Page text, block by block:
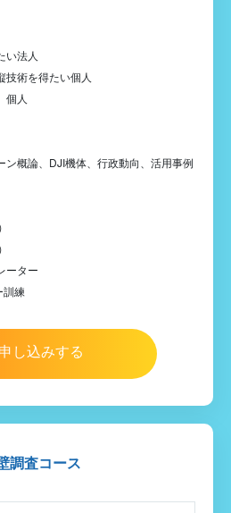
い法人
技術を得たい個人
個人
ン概論、DJI機体、行政動向、活用事例
ーター
訓練
申し込みする
調査コース